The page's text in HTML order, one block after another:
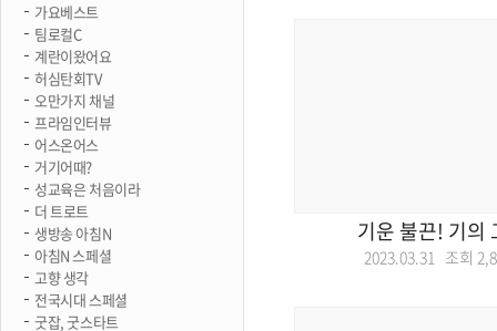
가요베스트
팀로컬C
계란이왔어요
허심탄회TV
오만가지 채널
프라임인터뷰
어스온어스
거기어때?
성교육은 처음이라
더 트로트
생방송 아침N
아침N 스페셜
고향 생각
전국시대 스페셜
굿잡, 굿스타트
기운 불끈! 기의
2023.03.31 조회